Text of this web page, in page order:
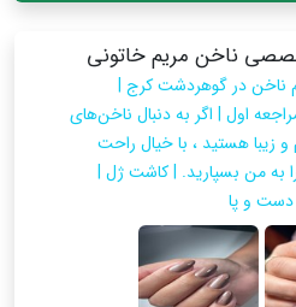
ناخن مریم خاتونی
ناخن در گوهردشت کرج |
اول | اگر به دنبال ناخن‌های
زیبا هستید ، با خیال راحت
به من بسپارید. | کاشت ژل |
دست و پا